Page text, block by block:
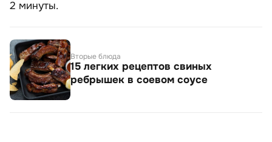
2 минуты.
Вторые блюда
15 легких рецептов свиных
ребрышек в соевом соусе